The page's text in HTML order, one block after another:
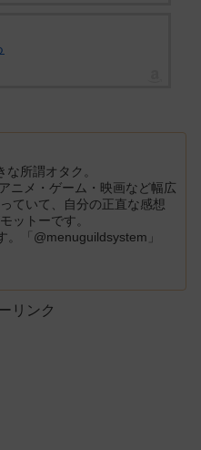
所謂オタク。
ニメ・ゲーム・映画など幅広
ていて、自分の正直な感想
ットーです。
。「@menuguildsystem」
リンク